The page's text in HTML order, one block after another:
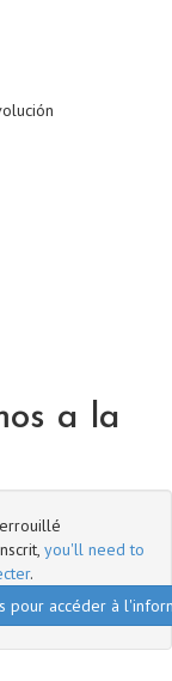
a la
you'll need to
.
pour accéder à